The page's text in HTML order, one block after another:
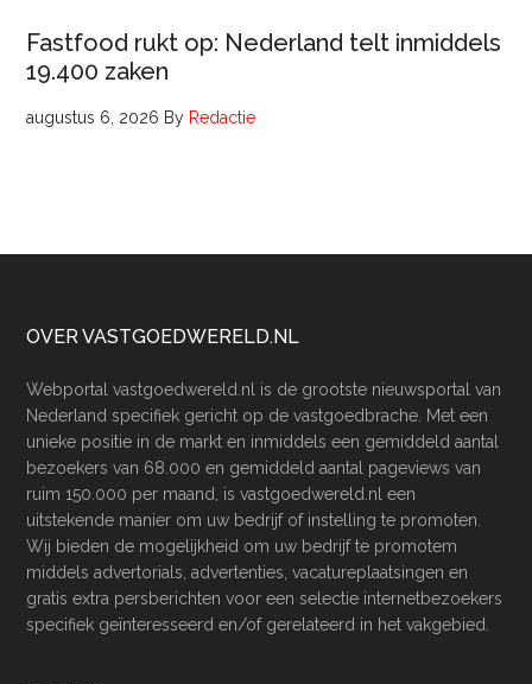
Fastfood rukt op: Nederland telt inmiddels
19.400 zaken
augustus 6, 2026 By Redactie
Footer
OVER VASTGOEDWERELD.NL
Webportal vastgoedwereld.nl is de grootste nieuwsportal van
Nederland specifiek gericht op de vastgoedbrache. Met een
unieke positie in de markt en inmiddels een gemiddeld aantal
bezoekers van 68.000 en gemiddeld aantal pageviews van
ruim 150.000 per maand, is vastgoedwereld.nl een
uitstekende manier om uw bedrijf of instelling te promoten.
Wij bieden de mogelijkheid om uw bedrijf te promotem
middels advertorials, advertenties, vacatureplaatsingen en
gratis extra persberichten voor een selectie internetbezoekers
specifiek geïnteresseerd en/of gerelateerd in het vakgebied.